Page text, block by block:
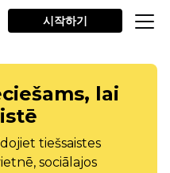
시작하기
lai
tiešsaistes
sociālajos